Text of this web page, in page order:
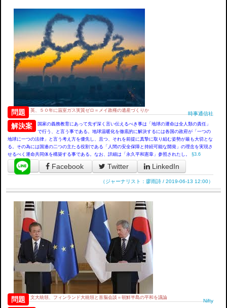
問題 英、５０年に温室ガス実質ゼロ＝メイ政権の遺産づくりか
時事通信社
解決案
国家の義務教育にあって先ず深く言い伝えるべき事は「地球の運命は全人類の責任」
で行う、と言う事である。地球温暖化を徹底的に解決するには各国の政府が「一つの
地球に一つの法律」と言う考え方を優先し、且つ、それを前提に真摯に取り組む姿勢が最も大切とな
る。その為には国連の二つの主たる役割である「人間の安全保障と持続可能な開発」の理念を実現さ
せるべく運命共同体を構築する事である。なお、詳細は「永久平和憲章」参照されたし。
§3.6
Facebook Twitter LinkedIn
（ジャーナリスト：廖雨詩 / 2019-06-13 12:00）
問題 文大統領、フィンランド大統領と首脳会談＝朝鮮半島の平和を議論
Nifty